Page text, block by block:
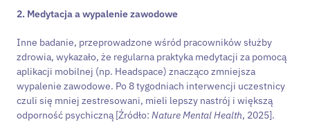
2. Medytacja a wypalenie zawodowe
Inne badanie, przeprowadzone wśród pracowników służby
zdrowia, wykazało, że regularna praktyka medytacji za pomocą
aplikacji mobilnej (np. Headspace) znacząco zmniejsza
wypalenie zawodowe. Po 8 tygodniach interwencji uczestnicy
czuli się mniej zestresowani, mieli lepszy nastrój i większą
odporność psychiczną [Źródło: Nature Mental Health, 2025].